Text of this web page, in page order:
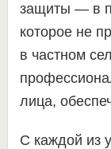
защиты — в
которое не
в частном
лица,
С каждой из